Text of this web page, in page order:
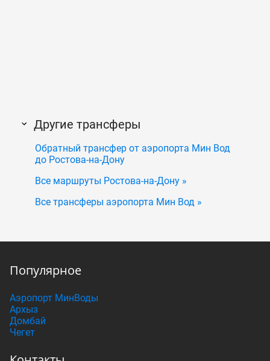
Другие трансферы
Обратный трансфер от аэропорта Мин Вод
до Ростова-на-Дону
Все маршруты Ростова-на-Дону »
Все трансферы аэропорта Мин Вод »
Популярное
Аэропорт МинВоды
Архыз
Домбай
Чегет